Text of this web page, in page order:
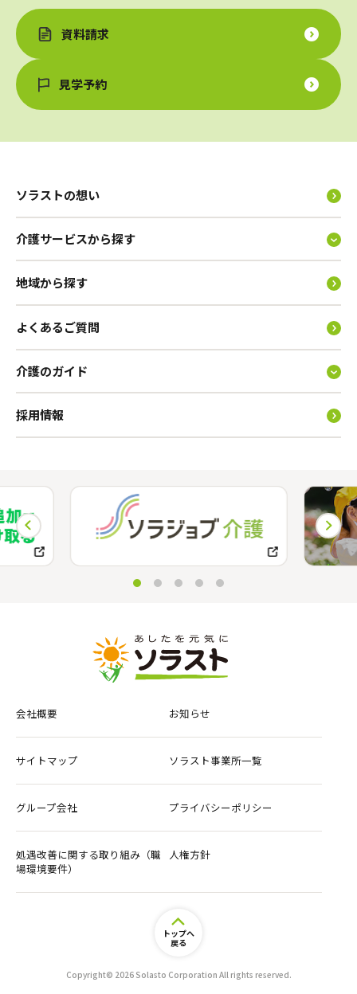
資料請求
見学予約
ソラストの想い
介護サービスから探す
地域から探す
よくあるご質問
介護のガイド
採用情報
会社概要 お知らせ
サイトマップ ソラスト事業所一覧
グループ会社 プライバシーポリシー
処遇改善に関する取り組み（職
場環境要件）
人権方針
トップへ
戻る
Copyright© 2026 Solasto Corporation All rights reserved.